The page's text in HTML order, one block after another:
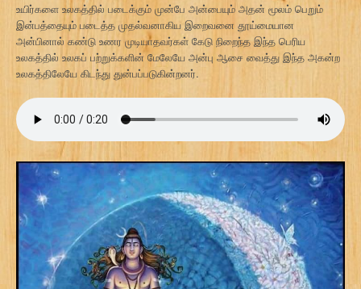
உயிர்களை உலகத்தில் படைக்கும் முன்பே அன்பையும் அதன் மூலம் பெறும்
இன்பத்தையும் படைத்த முதல்வனாகிய இறைவனை தூய்மையான
அன்பினால் கண்டு உணர முடியாதவர்கள் கேடு நிறைந்த இந்த பெரிய
உலகத்தில் உலகப் பற்றுக்களின் மேலேயே அன்பு ஆசை வைத்து இந்த அகன்ற
உலகத்திலேயே கிடந்து துன்பப்படுகின்றனர்.